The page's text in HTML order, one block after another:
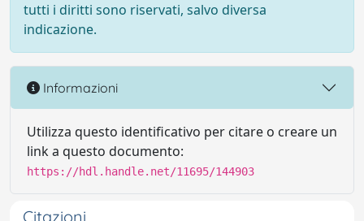
tutti i diritti sono riservati, salvo diversa
indicazione.
Informazioni
Utilizza questo identificativo per citare o creare un
link a questo documento:
https://hdl.handle.net/11695/144903
Citazioni